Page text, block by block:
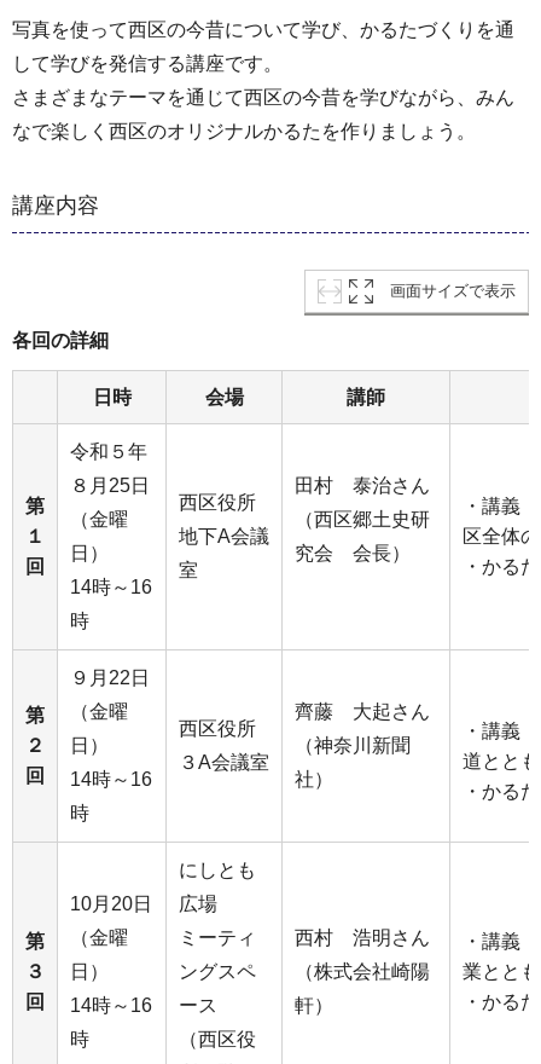
写真を使って西区の今昔について学び、かるたづくりを通
して学びを発信する講座です。
さまざまなテーマを通じて西区の今昔を学びながら、みん
なで楽しく西区のオリジナルかるたを作りましょう。
講座内容
画面サイズで表示
各回の詳細
日時 会場 講師
第
１
回
令和５年
８月25日
（金曜
日）
14時～16
時
西区役所
地下A会議
室
田村 泰治さん
（西区郷土史研
究会 会長）
・講義
区全体
・かる
第
２
回
９月22日
（金曜
日）
14時～16
時
西区役所
３A会議室
齊藤 大起さん
（神奈川新聞
社）
・講義
道とと
・かる
第
３
回
10月20日
（金曜
日）
14時～16
時
にしとも
広場
ミーティ
ングスペ
ース
（西区役
西村 浩明さん
（株式会社崎陽
軒）
・講義
業とと
・かる